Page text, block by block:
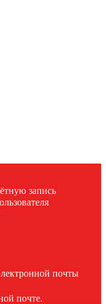
запись
почты
почте.